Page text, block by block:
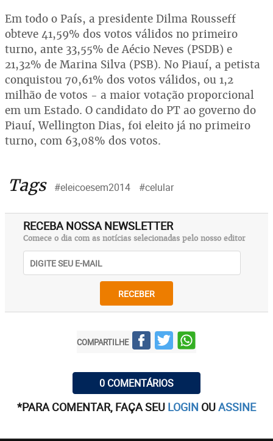
Em todo o País, a presidente Dilma Rousseff
obteve 41,59% dos votos válidos no primeiro
turno, ante 33,55% de Aécio Neves (PSDB) e
21,32% de Marina Silva (PSB). No Piauí, a petista
conquistou 70,61% dos votos válidos, ou 1,2
milhão de votos - a maior votação proporcional
em um Estado. O candidato do PT ao governo do
Piauí, Wellington Dias, foi eleito já no primeiro
turno, com 63,08% dos votos.
Tags #eleicoesem2014 #celular
RECEBA NOSSA NEWSLETTER
Comece o dia com as notícias selecionadas pelo nosso editor
RECEBER
COMPARTILHE
0 COMENTÁRIOS
*PARA COMENTAR, FAÇA SEU LOGIN OUASSINE